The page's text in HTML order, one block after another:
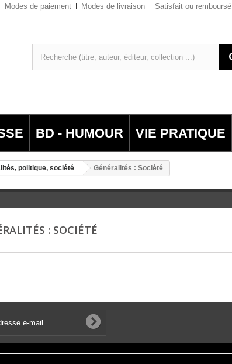
Modes de paiement Modes de livraison Satisfait ou remboursé
BD - HUMOUR VIE PRATIQUE
politique, société Généralités : Société
: SOCIÉTÉ